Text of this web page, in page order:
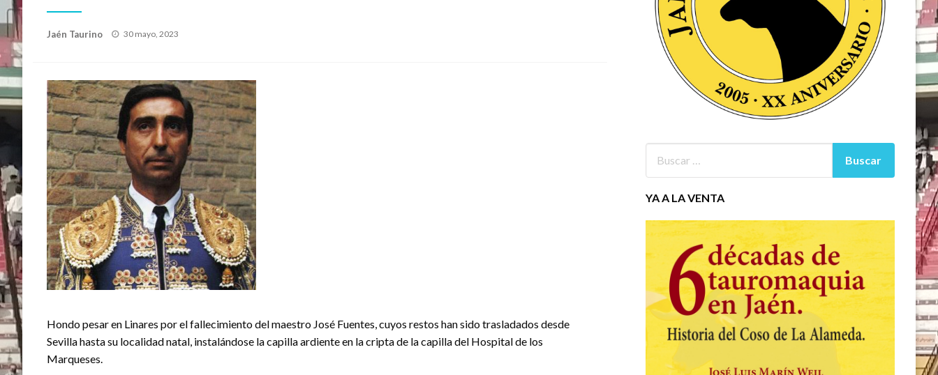
Jaén Taurino
Publicado
30 mayo, 2023
Hondo pesar en Linares por el fallecimiento del maestro José Fuentes, cuyos restos han sido trasladados desde
Sevilla hasta su localidad natal, instalándose la capilla ardiente en la cripta de la capilla del Hospital de los
Marqueses.
YA A LA VENTA